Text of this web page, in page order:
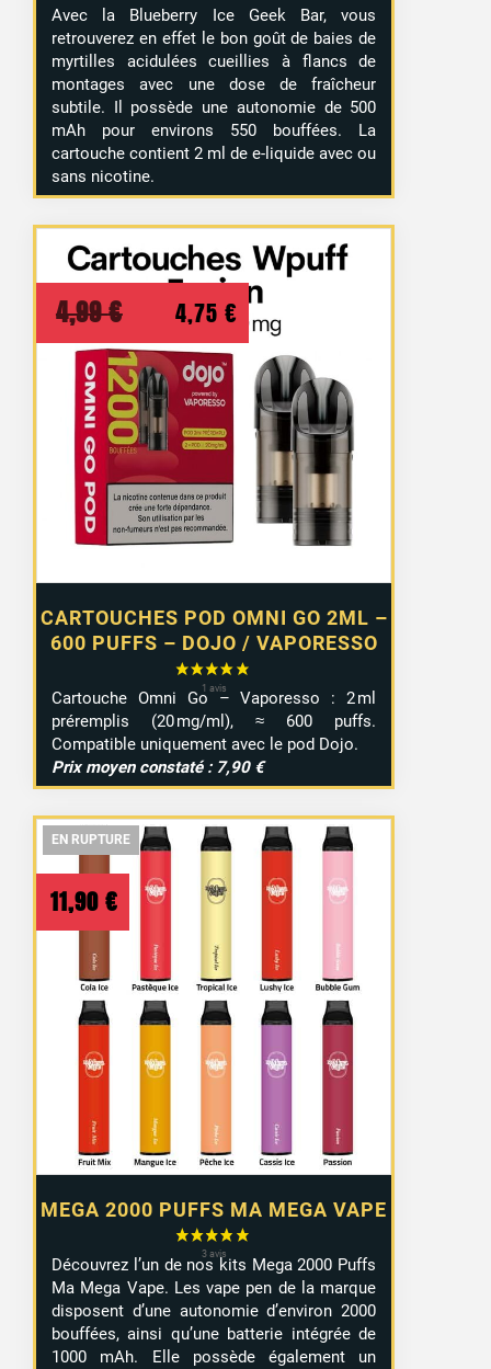
Avec la Blueberry Ice Geek Bar, vous
retrouverez en effet le bon goût de baies de
myrtilles acidulées cueillies à flancs de
montages avec une dose de fraîcheur
subtile. Il possède une autonomie de 500
mAh pour environs 550 bouffées. La
cartouche contient 2 ml de e-liquide avec ou
sans nicotine.
CARTOUCHES POD OMNI GO 2ML –
600 PUFFS – DOJO / VAPORESSO
4,99€
Le
prix
initial
était :
4,99 €.
4,75 € Le
prix
actuel
est :
4,75 €.
Cartouche Omni Go – Vaporesso : 2 ml
préremplis (20 mg/ml), ≈ 600 puffs.
Compatible uniquement avec le pod Dojo.
Prix moyen constaté : 7,90 €
EN RUPTURE
EN RUPTURE
MEGA 2000 PUFFS MA MEGA VAPE
11,90 €
Découvrez l’un de nos kits Mega 2000 Puffs
Ma Mega Vape. Les vape pen de la marque
disposent d’une autonomie d’environ 2000
bouffées, ainsi qu’une batterie intégrée de
1000 mAh. Elle possède également un
EN RUPTURE